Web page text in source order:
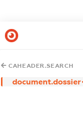
CAHEADER.SEARCH
document.dossier